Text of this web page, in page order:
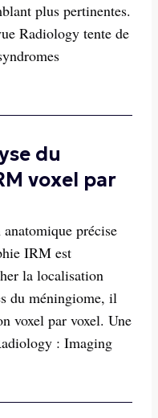
plus pertinentes.
Radiology tente de
du
voxel par
précise
IRM est
la localisation
du méningiome, il
voxel par voxel. Une
: Imaging